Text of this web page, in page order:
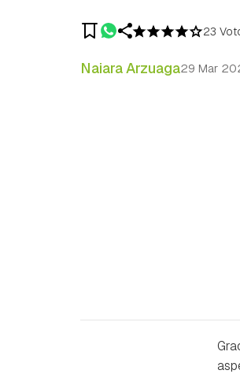
23
Naiara Arzuaga29 Mar